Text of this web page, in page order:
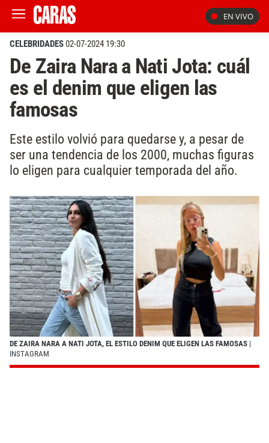
EN VIVO
CELEBRIDADES02-07-2024 19:30
De Zaira Nara a Nati Jota: cuál
es el denim que eligen las
famosas
Este estilo volvió para quedarse y, a pesar de
ser una tendencia de los 2000, muchas figuras
lo eligen para cualquier temporada del año.
DE ZAIRA NARA A NATI JOTA, EL ESTILO DENIM QUE ELIGEN LAS FAMOSAS |
INSTAGRAM